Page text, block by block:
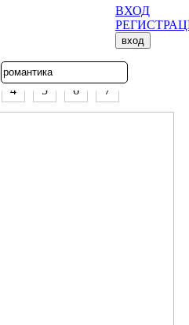
ВХОД
вход
4 5 6 7